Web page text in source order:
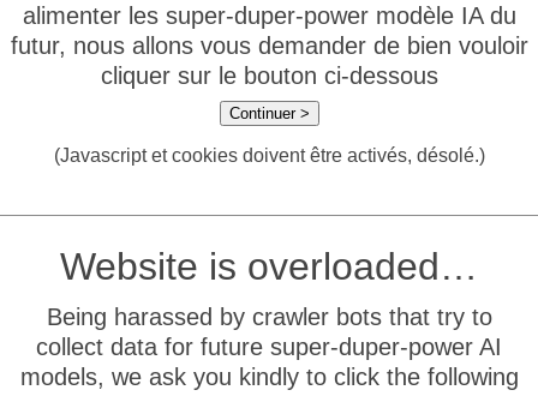
alimenter les super-duper-power modèle IA du
futur, nous allons vous demander de bien vouloir
cliquer sur le bouton ci-dessous
Continuer >
(Javascript et cookies doivent être activés, désolé.)
Website is overloaded…
Being harassed by crawler bots that try to
collect data for future super-duper-power AI
models, we ask you kindly to click the following